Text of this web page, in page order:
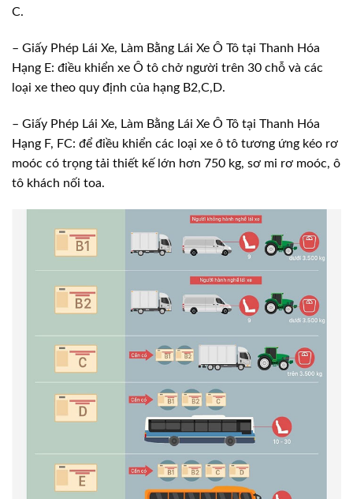
C.
– Giấy Phép Lái Xe, Làm Bằng Lái Xe Ô Tô tại Thanh Hóa
Hạng E: điều khiển xe Ô tô chở người trên 30 chỗ và các
loại xe theo quy định của hạng B2,C,D.
– Giấy Phép Lái Xe, Làm Bằng Lái Xe Ô Tô tại Thanh Hóa
Hạng F, FC: để điều khiển các loại xe ô tô tương ứng kéo rơ
moóc có trọng tải thiết kế lớn hơn 750 kg, sơ mi rơ moóc, ô
tô khách nối toa.